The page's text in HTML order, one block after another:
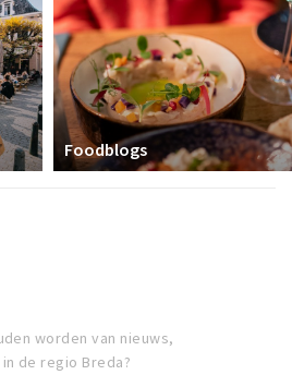
Foodblogs
worden van nieuws,
de regio Breda?